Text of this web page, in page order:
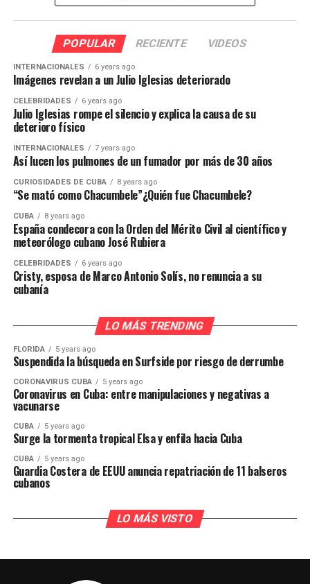
POPULAR RECIENTE VIDEOS
INTERNACIONALES 6 years ago
Imágenes revelan a un Julio Iglesias deteriorado
CELEBRIDADES 6 years ago
Julio Iglesias rompe el silencio y explica la causa de su
deterioro físico
INTERNACIONALES 7 years ago
Así lucen los pulmones de un fumador por más de 30 años
CURIOSIDADES DE CUBA 8 years ago
“Se mató como Chacumbele”¿Quién fue Chacumbele?
CUBA 8 years ago
España condecora con la Orden del Mérito Civil al científico y
meteorólogo cubano José Rubiera
CELEBRIDADES 6 years ago
Cristy, esposa de Marco Antonio Solís, no renuncia a su
cubanía
LO MÁS TRENDING
FLORIDA 5 years ago
Suspendida la búsqueda en Surfside por riesgo de derrumbe
CORONAVIRUS CUBA 5 years ago
Coronavirus en Cuba: entre manipulaciones y negativas a
vacunarse
CUBA 5 years ago
Surge la tormenta tropical Elsa y enfila hacia Cuba
CUBA 5 years ago
Guardia Costera de EEUU anuncia repatriación de 11 balseros
cubanos
LO MÁS VISTO